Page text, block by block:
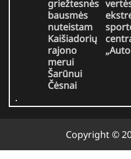
griežtesnės
bausmės
nuteistam
Kaišiadorių
rajono
merui
Šarūnui
Čėsnai
Copyright ©